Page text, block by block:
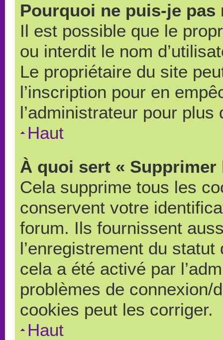
Pourquoi ne puis-je pas
Il est possible que le
ou interdit le nom
Le propriétaire du site
l’inscription pour en
l’administrateur pour
Haut
À quoi sert «
Cela supprime tous les
conservent votre
forum. Ils fournissent
l’enregistrement du
cela a été activé par
problèmes de connexion/
cookies peut les corriger.
Haut